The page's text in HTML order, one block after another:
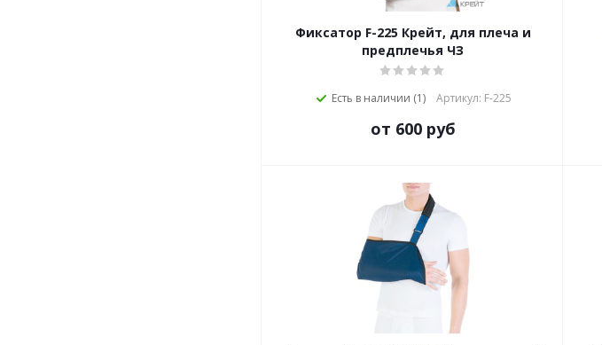
Фиксатор F-225 Крейт, для плеча и
предплечья ЧЗ
Есть в наличии (1) Артикул: F-225
от 600 руб